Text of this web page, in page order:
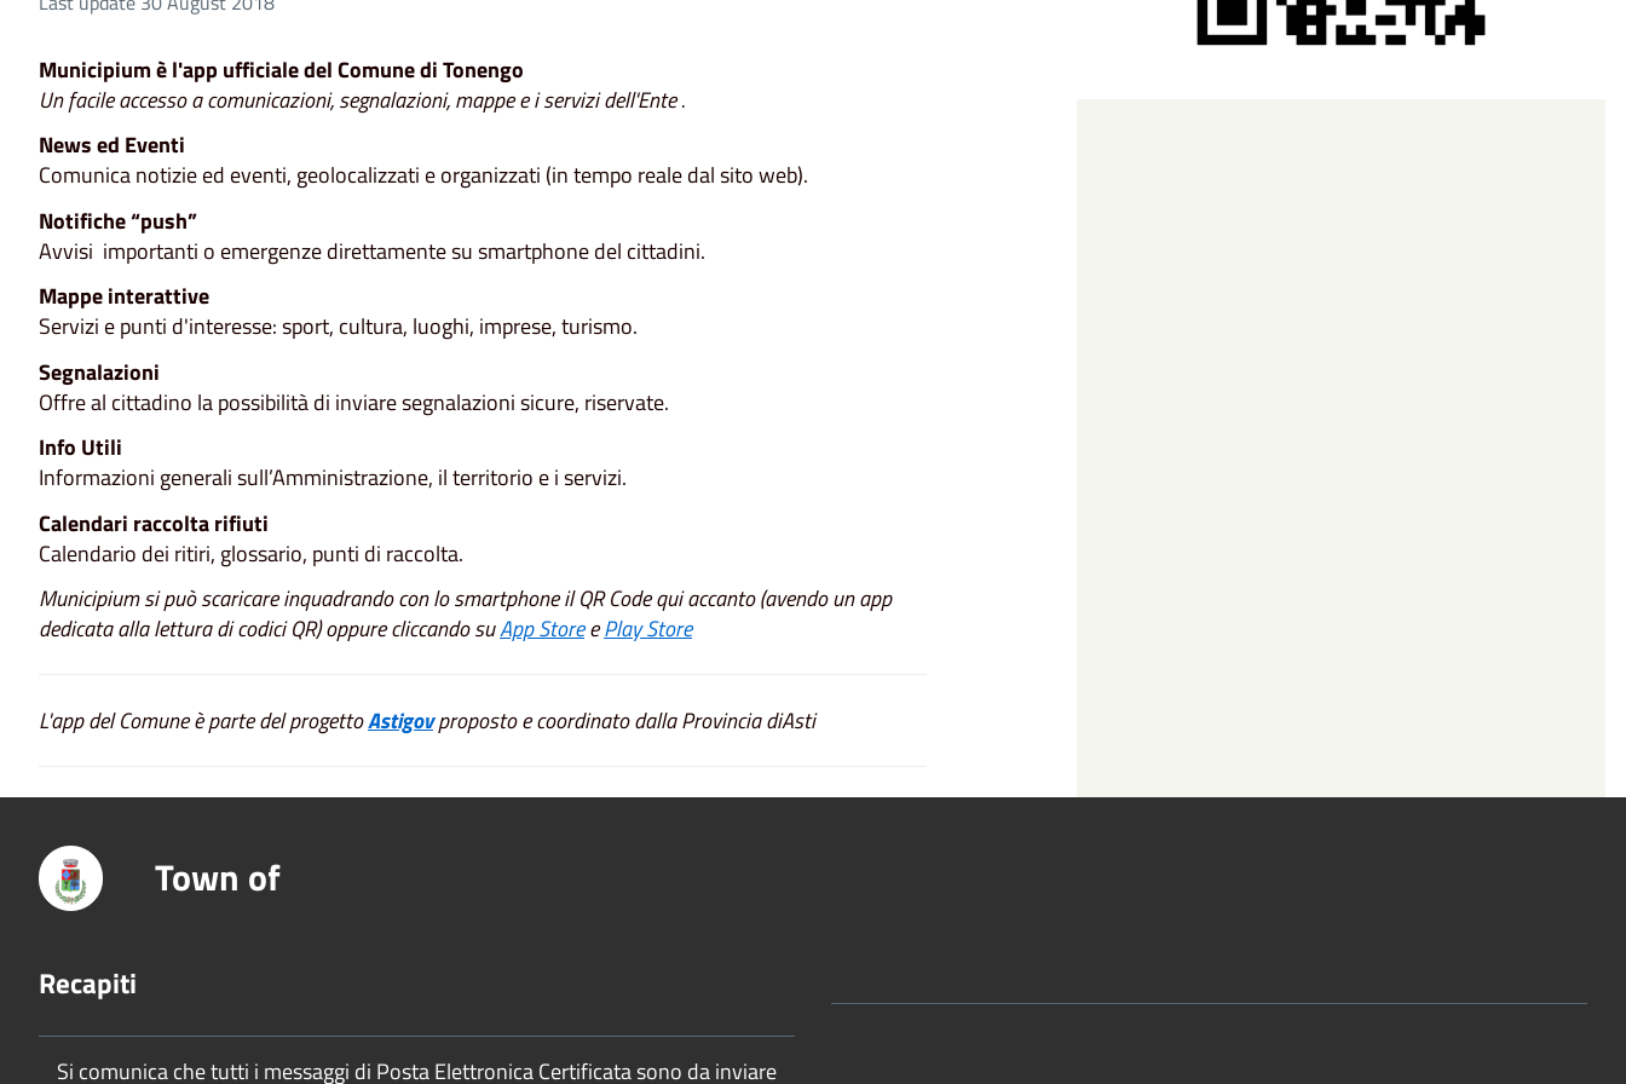
Municipium è l'app ufficiale del Comune di Tonengo
Un facile accesso a comunicazioni, segnalazioni, mappe e i servizi dell'Ente .
News ed Eventi
Comunica notizie ed eventi, geolocalizzati e organizzati (in tempo reale dal sito web).
Notifiche “push”
Avvisi importanti o emergenze direttamente su smartphone del cittadini.
Mappe interattive
Servizi e punti d'interesse: sport, cultura, luoghi, imprese, turismo.
Segnalazioni
Offre al cittadino la possibilità di inviare segnalazioni sicure, riservate.
Info Utili
Informazioni generali sull’Amministrazione, il territorio e i servizi.
Calendari raccolta rifiuti
Calendario dei ritiri, glossario, punti di raccolta.
Municipium si può scaricare inquadrando con lo smartphone il QR Code qui accanto (avendo un app
dedicata alla lettura di codici QR) oppure cliccando suApp StoreePlay Store
L'app del Comune è parte del progettoAstigovproposto e coordinato dalla Provincia diAsti
Town of
Recapiti
Si comunica che tutti i messaggi di Posta Elettronica Certificata sono da inviare